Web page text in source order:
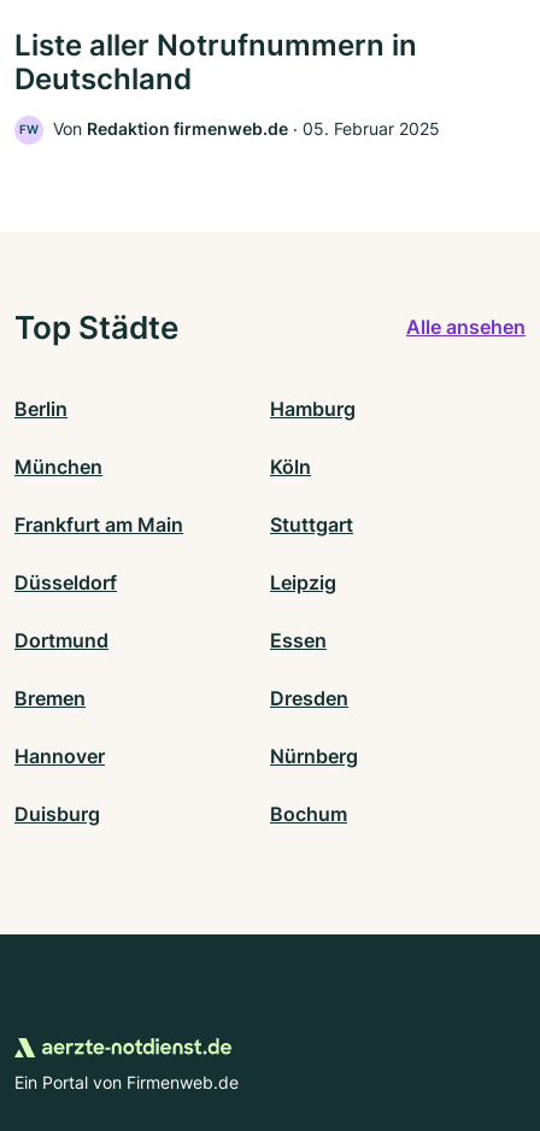
Liste aller Notrufnummern in
Deutschland
FW Von Redaktion firmenweb.de ‧ 05. Februar 2025
Top Städte Alle ansehen
Berlin Hamburg
München Köln
Frankfurt am Main Stuttgart
Düsseldorf Leipzig
Dortmund Essen
Bremen Dresden
Hannover Nürnberg
Duisburg Bochum
Ein Portal von Firmenweb.de